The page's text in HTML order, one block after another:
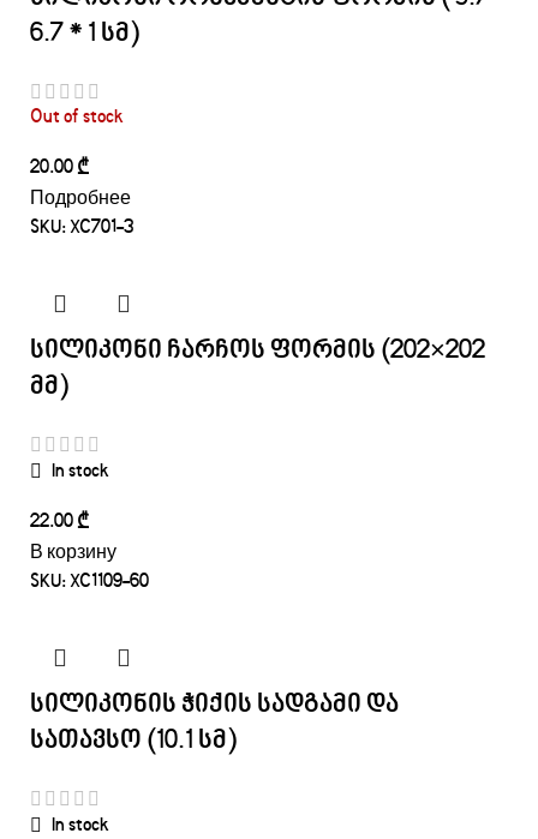
6.7 * 1 სმ)
Out of stock
₾
Подробнее
SKU:XC701-3
სილიკონი ჩარჩოს ფორმის (202×202
მმ)
In stock
₾
В корзину
SKU:XC1109-60
სილიკონის ჭიქის სადგამი და
სათავსო (10.1 სმ)
In stock